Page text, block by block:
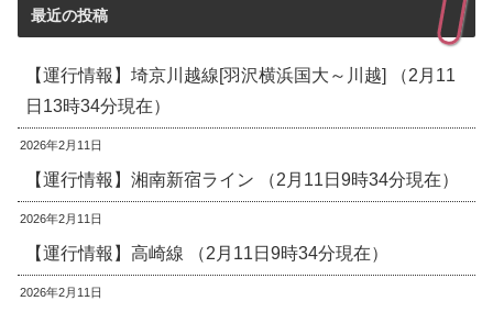
最近の投稿
【運行情報】埼京川越線[羽沢横浜国大～川越] （2月11
日13時34分現在）
2026年2月11日
【運行情報】湘南新宿ライン （2月11日9時34分現在）
2026年2月11日
【運行情報】高崎線 （2月11日9時34分現在）
2026年2月11日